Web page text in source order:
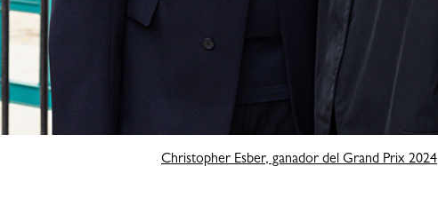
Christopher Esber, ganador del Grand Prix 2024